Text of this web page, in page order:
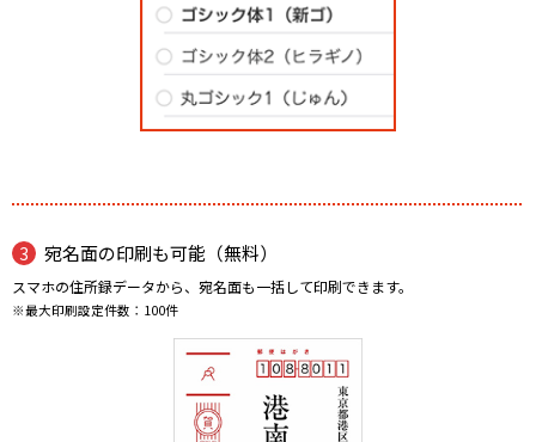
宛名面の印刷も可能（無料）
スマホの住所録データから、宛名面も一括して印刷できます。
※最大印刷設定件数：100件